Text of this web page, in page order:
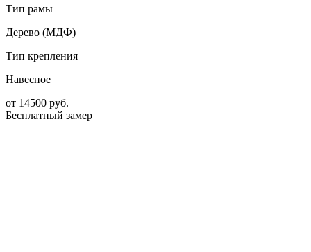
Тип рамы
Дерево (МДФ)
Тип крепления
Навесное
от 14500 руб.
Бесплатный замер